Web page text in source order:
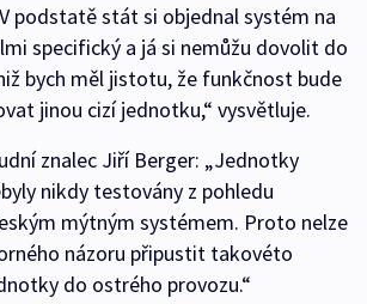
podstatě stát si objednal systém na
specifický a já si nemůžu dovolit do
bych měl jistotu, že funkčnost bude
jinou cizí jednotku,“ vysvětluje.
znalec Jiří Berger: „Jednotky
nikdy testovány z pohledu
mýtným systémem. Proto nelze
názoru připustit takovéto
do ostrého provozu.“